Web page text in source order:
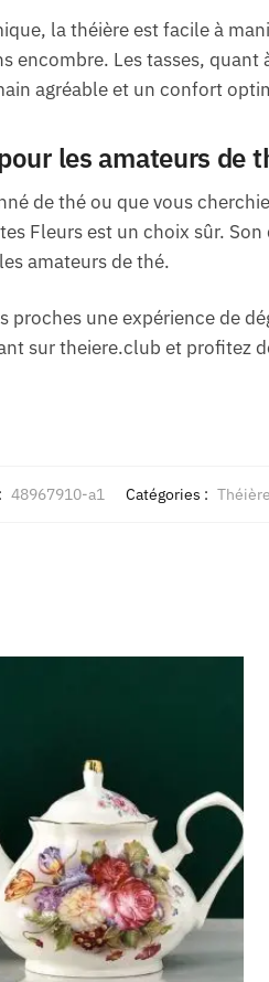
la théière est facile à
encombre. Les tasses,
agréable et un confort
les amateurs de
de thé ou que vous
Fleurs est un choix sûr.
amateurs de thé.
proches une expérience de
sur theiere.club et profitez
48967910-a1 Catégories : Théière